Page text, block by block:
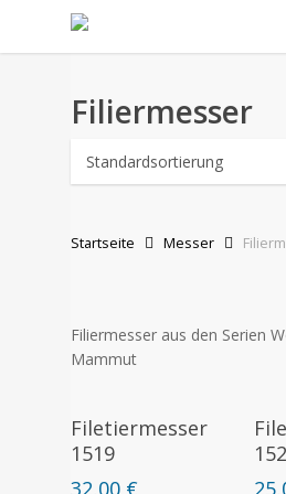
main
Filiermesser
Startseite Messer
Filiermesser aus den Serien
Mammut
Weiterlesen
Filetiermesser
1519
32,00 €